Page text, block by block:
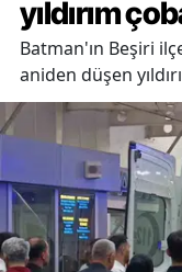
yıldırım
Batman'ın Beşiri
aniden düşen